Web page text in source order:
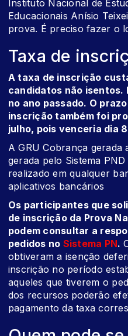
Instituto Nacional de
Educacionais Anísio
prova. É preciso fazer o
Taxa de
A taxa de inscrição
candidatos não isentos.
no ano passado. O
inscrição também foi
julho, pois venceria dia
A GRU Cobrança gerada
gerada pelo Sistema
realizado em qualquer
aplicativos bancários
Os participantes que
de inscrição da Prova
podem consultar a
pedidos no Sistema PN.
obtiveram a isenção
inscrição no período
aqueles que tiverem o
dos recursos poderão
pagamento da taxa